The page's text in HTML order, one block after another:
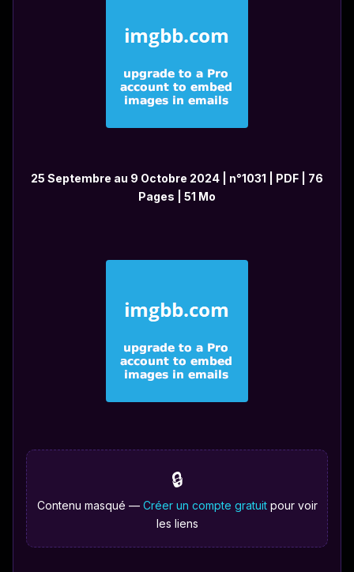
25 Septembre au 9 Octobre 2024 | n°1031 | PDF | 76
Pages | 51 Mo
🔒
Contenu masqué — Créer un compte gratuitpour voir
les liens